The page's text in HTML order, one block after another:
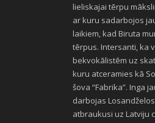
lieliskajai tērpu
ar kuru sadarbojos
laikiem, kad Biruta
tērpus. Intersanti, ka
bekvokālistēm uz
kuru atceramies kā
šova “Fabrika”. Inga
darbojas
atbraukusi uz Latviju